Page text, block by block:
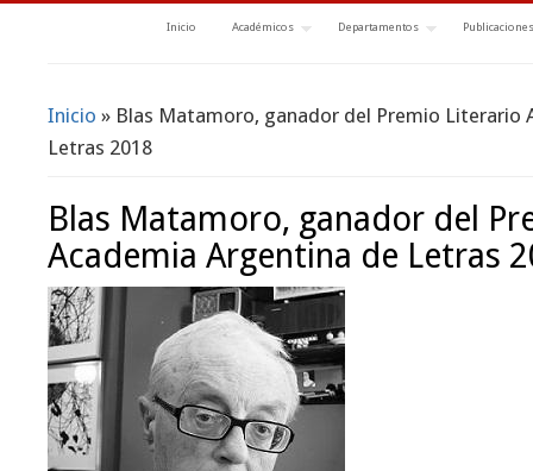
Inicio Académicos Departamentos Publicaciones
Se encuentra usted aquí
Inicio » Blas Matamoro, ganador del Premio Literario
Letras 2018
Blas Matamoro, ganador del
Academia Argentina de Letras